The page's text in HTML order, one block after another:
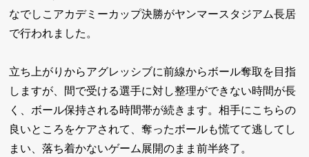
なでしこアカデミーカップ決勝がヤンマースタジアム長居
で行われました。
立ち上がりからアグレッシブに前線からボール奪取を目指
しますが、間で受ける選手に対し整理ができない時間が長
く、ボール保持される時間帯が続きます。相手にこちらの
良いところをケアされて、奪ったボールも慌てて逃してし
まい、落ち着かないゲーム展開のまま前半終了。